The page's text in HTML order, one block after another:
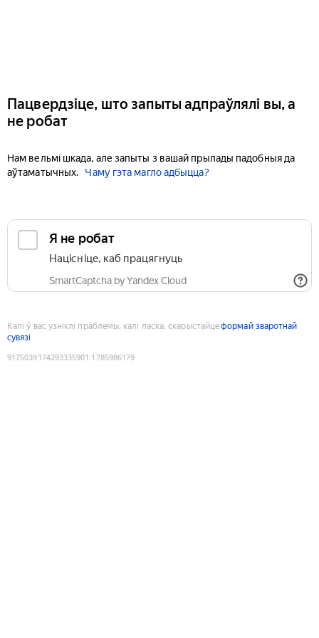
Пацвердзіце, што запыты адпраўлялі вы, а
не робат
Нам вельмі шкада, але запыты з вашай прылады падобныя да
аўтаматычных.
Чаму гэта магло адбыцца?
Я не робат
Націсніце, каб працягнуць
SmartCaptcha by Yandex Cloud
Калі ў вас узніклі праблемы, калі ласка, скарыстайцеформай зваротнай
сувязі
9175039174293335901 :1785986179